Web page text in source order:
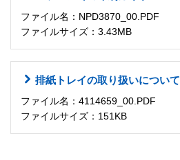
ファイル名：NPD3870_00.PDF
ファイルサイズ：3.43MB
排紙トレイの取り扱いについて
ファイル名：4114659_00.PDF
ファイルサイズ：151KB